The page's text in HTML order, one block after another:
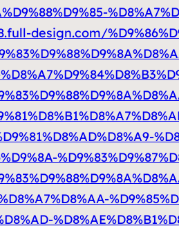
design.com/